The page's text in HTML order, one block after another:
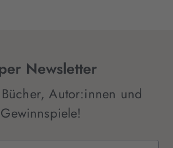
Newsletter
Autor:innen und
Gewinnspiele!